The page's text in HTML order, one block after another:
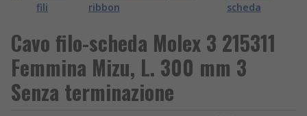
fili
ribbon
scheda
Cavo filo-scheda Molex 3 215311
Femmina Mizu, L. 300 mm 3
Senza terminazione